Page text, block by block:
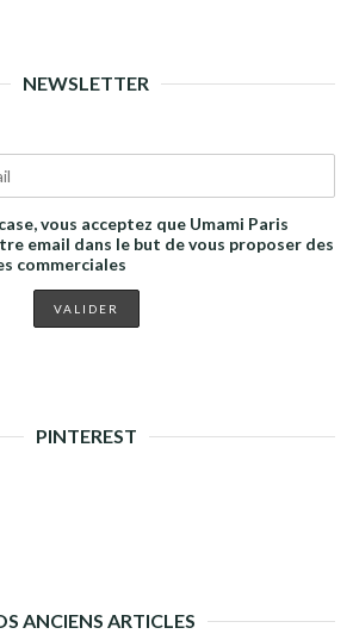
NEWSLETTER
vous acceptez que Umami Paris
email dans le but de vous proposer des
commerciales
PINTEREST
ANCIENS ARTICLES